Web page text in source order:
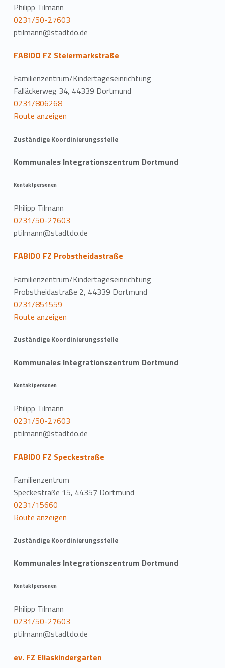
Philipp Tilmann
0231/50-27603
ptilmann@stadtdo.de
FABIDO FZ Steiermarkstraße
Familienzentrum/Kindertageseinrichtung
Falläckerweg 34, 44339 Dortmund
0231/806268
Route anzeigen
Zuständige Koordinierungsstelle
Kommunales Integrationszentrum Dortmund
Kontaktpersonen
Philipp Tilmann
0231/50-27603
ptilmann@stadtdo.de
FABIDO FZ Probstheidastraße
Familienzentrum/Kindertageseinrichtung
Probstheidastraße 2, 44339 Dortmund
0231/851559
Route anzeigen
Zuständige Koordinierungsstelle
Kommunales Integrationszentrum Dortmund
Kontaktpersonen
Philipp Tilmann
0231/50-27603
ptilmann@stadtdo.de
FABIDO FZ Speckestraße
Familienzentrum
Speckestraße 15, 44357 Dortmund
0231/15660
Route anzeigen
Zuständige Koordinierungsstelle
Kommunales Integrationszentrum Dortmund
Kontaktpersonen
Philipp Tilmann
0231/50-27603
ptilmann@stadtdo.de
ev. FZ Eliaskindergarten